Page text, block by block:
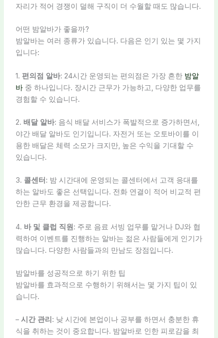
자리가 적어 경쟁이 덜해 구직이 더 수월할 때도 많습니다.
어떤 밤알바가 좋을까?
밤알바는 여러 종류가 있습니다. 다음은 인기 있는 몇 가지
입니다:
1. 편의점 알바: 24시간 운영되는 편의점은 가장 흔한 밤알
바중 하나입니다. 장시간 근무가 가능하고, 다양한 업무를
경험할 수 있습니다.
2. 배달 알바: 음식 배달 서비스가 폭발적으로 증가하면서,
야간 배달 알바도 인기입니다. 자전거 또는 오토바이를 이
용한 배달은 체력 소모가 크지만, 높은 수익을 기대할 수
있습니다.
3. 콜센터 : 밤 시간대에 운영되는 콜센터에서 고객 응대를
하는 알바도 좋은 선택입니다. 전화 연결이 적어 비교적 편
안한 근무 환경을 제공합니다.
4. 바 및 클럽 직원: 주로 음료 서빙 업무를 맡거나 DJ와 협
력하여 이벤트를 진행하는 알바는 젊은 사람들에게 인기가
많습니다. 다양한 사람들과의 만남도 장점입니다.
밤알바를 성공적으로 하기 위한 팁
밤알바를 효과적으로 수행하기 위해서는 몇 가지 팁이 있
습니다.
– 시간 관리 : 낮 시간에 본업이나 공부를 하면서 충분한 휴
식을 취하는 것이 중요합니다. 밤알바로 인한 피로감을 최